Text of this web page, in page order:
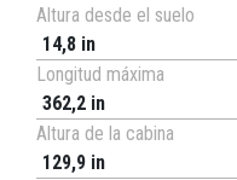
Altura desde el suelo
14,8 in
Longitud máxima
362,2 in
Altura de la cabina
129,9 in